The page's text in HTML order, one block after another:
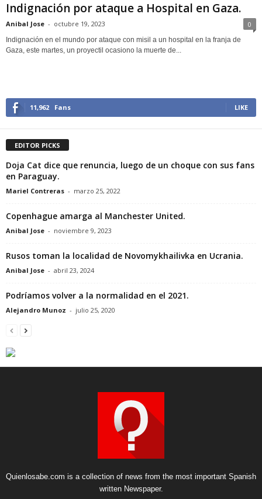
Indignación por ataque a Hospital en Gaza.
Anibal Jose - octubre 19, 2023 0
Indignación en el mundo por ataque con misil a un hospital en la franja de
Gaza, este martes, un proyectil ocasiono la muerte de...
11,962 Fans LIKE
EDITOR PICKS
Doja Cat dice que renuncia, luego de un choque con sus fans
en Paraguay.
Mariel Contreras - marzo 25, 2022
Copenhague amarga al Manchester United.
Anibal Jose - noviembre 9, 2023
Rusos toman la localidad de Novomykhailivka en Ucrania.
Anibal Jose - abril 23, 2024
Podríamos volver a la normalidad en el 2021.
Alejandro Munoz - julio 25, 2020
Quienlosabe.com is a collection of news from the most important Spanish
written Newspaper.